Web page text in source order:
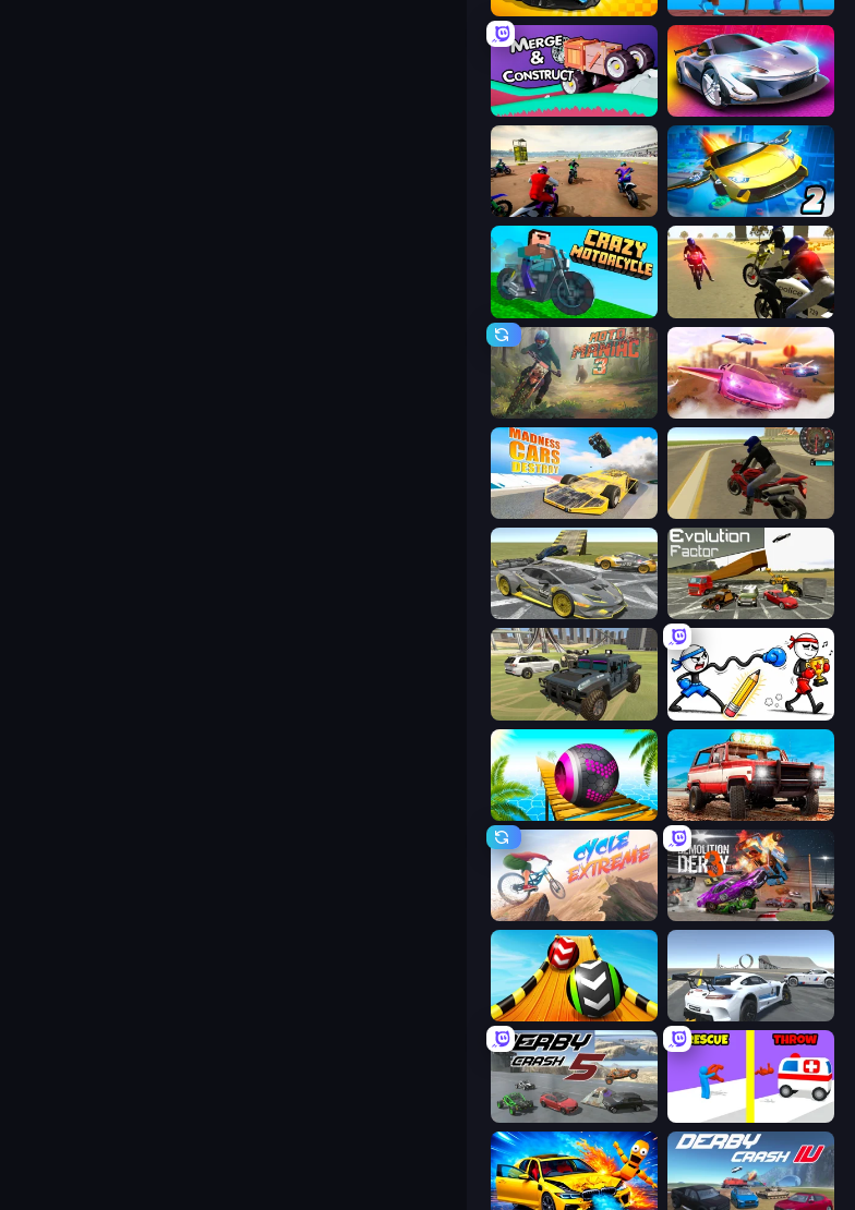
GT Cars Mega Ramps One Line
Merge & Construct Grand Cyber City
Super MX - The Champion Ultimate Flying Car 2
Crazy Motorcycle 3D Moto Simulator 2
Moto Maniac 3 Ultimate Flying Car
Madness Cars Destroy Moto Rider 3D
Wrong Way Evolution Factor
4x4 Offroader Doodle Smash
Rolling Balls Sea Race Offroad Masters Challenge
Cycle Extreme Demolition Derby 3
Sky Balls 3D
Derby Crash 5 Rescue Throw